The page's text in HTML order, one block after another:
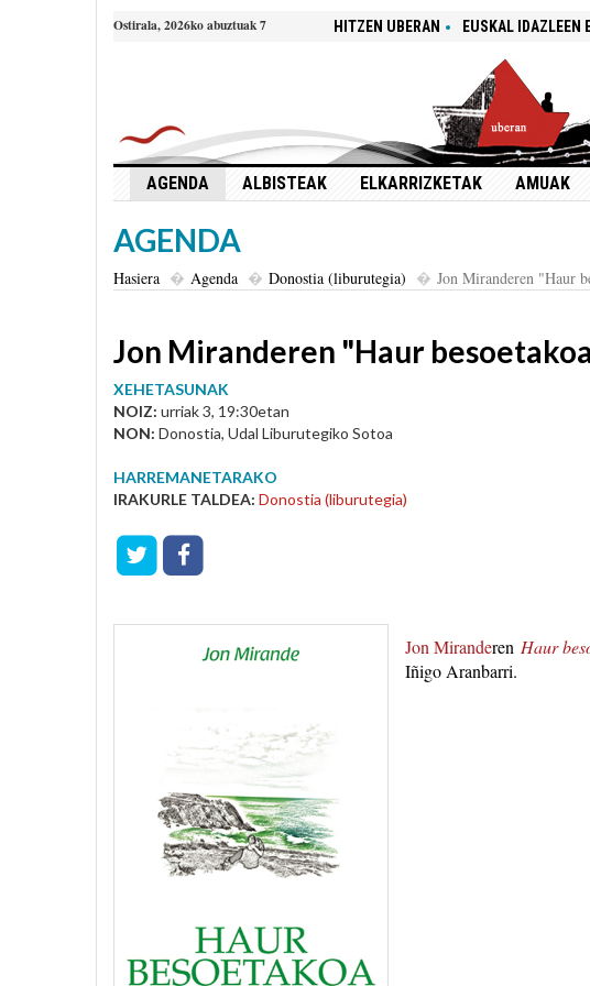
Ostirala, 2026ko abuztuak 7 HITZEN UBERAN EUSKAL IDAZLEEN
AGENDA ALBISTEAK ELKARRIZKETAK AMUAK
AGENDA
Hasiera Agenda Donostia (liburutegia) Jon Miranderen "Haur
Jon Miranderen "Haur
XEHETASUNAK
NOIZ: urriak 3, 19:30etan
NON: Donostia, Udal Liburutegiko Sotoa
HARREMANETARAKO
IRAKURLE TALDEA: Donostia (liburutegia)
Jon Miranderen Haur
Iñigo Aranbarri.